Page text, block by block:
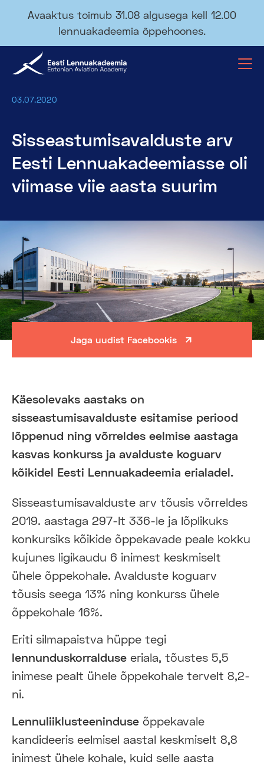
Avaaktus toimub 31.08 algusega kell 12.00
lennuakadeemia õppehoones.
03.07.2020
Sisseastumisavalduste arv
Eesti Lennuakadeemiasse oli
viimase viie aasta suurim
Jaga uudist Facebookis
Käesolevaks aastaks on
sisseastumisavalduste esitamise periood
lõppenud ning võrreldes eelmise aastaga
kasvas konkurss ja avalduste koguarv
kõikidel Eesti Lennuakadeemia erialadel.
Sisseastumisavalduste arv tõusis võrreldes
2019. aastaga 297-lt 336-le ja lõplikuks
konkursiks kõikide õppekavade peale kokku
kujunes ligikaudu 6 inimest keskmiselt
ühele õppekohale. Avalduste koguarv
tõusis seega 13% ning konkurss ühele
õppekohale 16%.
Eriti silmapaistva hüppe tegi
lennunduskorralduse eriala, tõustes 5,5
inimese pealt ühele õppekohale tervelt 8,2-
ni.
Lennuliiklusteeninduse õppekavale
kandideeris eelmisel aastal keskmiselt 8,8
inimest ühele kohale, kuid selle aasta